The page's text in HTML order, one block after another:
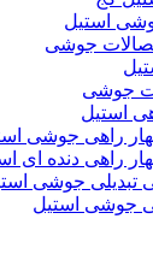
استیل
جوشی
جوشی
استیل
راهی جوشی
راهی دنده ای
تبدیلی جوشی
جوشی استیل